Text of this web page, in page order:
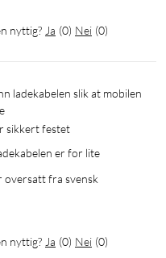
nyttig? Ja (0) Nei (0)
sikkert festet
er for lite
oversatt fra svensk
nyttig? Ja (0) Nei (0)